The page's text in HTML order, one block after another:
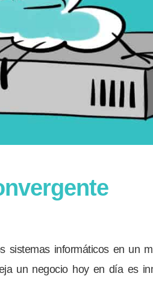
informáticos en un
un negocio hoy en día es